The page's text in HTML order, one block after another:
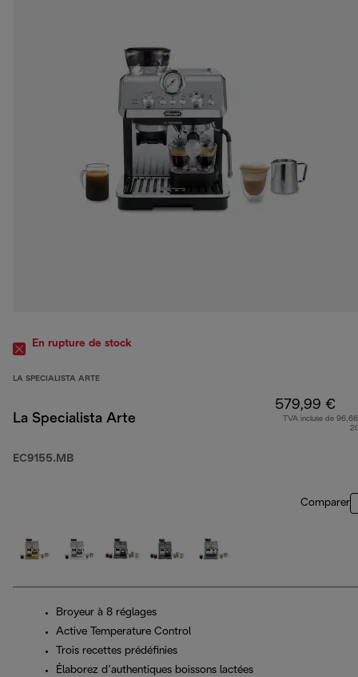
En rupture de stock
LA SPECIALISTA ARTE
La Specialista Arte
EC9155.MB
579,99 €
TVA incluse de
Comparer
Broyeur à 8 réglages
Active Temperature Control
Trois recettes prédéfinies
Élaborez d’authentiques boissons lactées